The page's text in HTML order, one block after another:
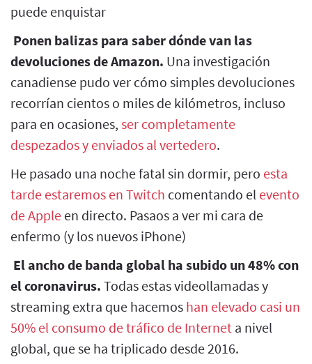
puede enquistar
Ponen balizas para saber dónde van las
devoluciones de Amazon. Una investigación
canadiense pudo ver cómo simples devoluciones
recorrían cientos o miles de kilómetros, incluso
para en ocasiones, ser completamente
despezados y enviados al vertedero.
He pasado una noche fatal sin dormir, pero esta
tarde estaremos en Twitch comentando el evento
de Apple en directo. Pasaos a ver mi cara de
enfermo (y los nuevos iPhone)
El ancho de banda global ha subido un 48% con
el coronavirus. Todas estas videollamadas y
streaming extra que hacemos han elevado casi un
50% el consumo de tráfico de Internet a nivel
global, que se ha triplicado desde 2016.